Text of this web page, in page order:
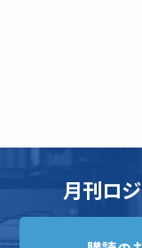
月刊ロ